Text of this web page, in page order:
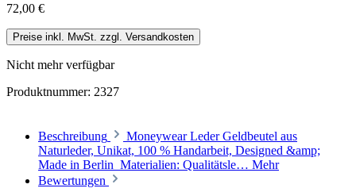
72,00 €
Preise inkl. MwSt. zzgl. Versandkosten
Nicht mehr verfügbar
Produktnummer: 2327
Beschreibung
Moneywear Leder Geldbeutel aus
Naturleder, Unikat, 100 % Handarbeit, Designed &amp;
Made in Berlin Materialien: Qualitätsle… Mehr
Bewertungen